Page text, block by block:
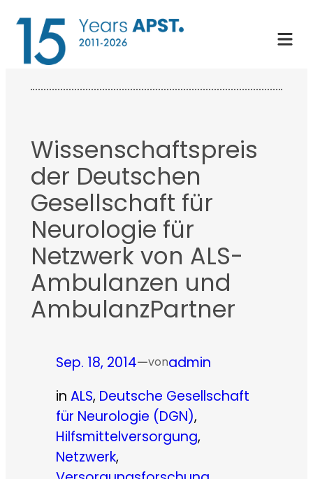
Zum
Inhalt
springen
Wissenschaftspreis
der Deutschen
Gesellschaft für
Neurologie für
Netzwerk von ALS-
Ambulanzen und
AmbulanzPartner
Sep. 18, 2014—vonadmin
in ALS, Deutsche Gesellschaft
für Neurologie (DGN)
Hilfsmittelversorgung
Netzwerk